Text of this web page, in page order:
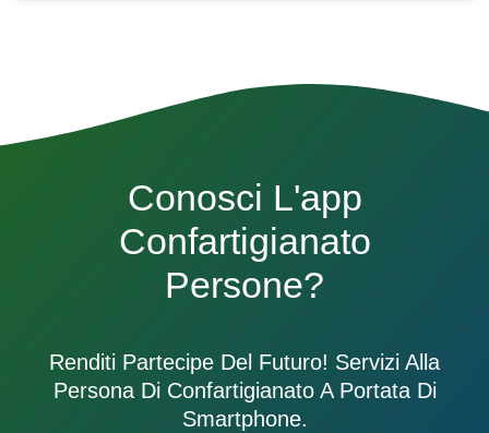
Conosci L'app
Confartigianato
Persone?
Renditi Partecipe Del Futuro! Servizi Alla
Persona Di Confartigianato A Portata Di
Smartphone.